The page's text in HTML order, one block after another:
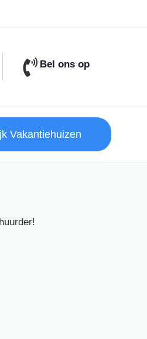
Bel ons op
Vakantiehuizen